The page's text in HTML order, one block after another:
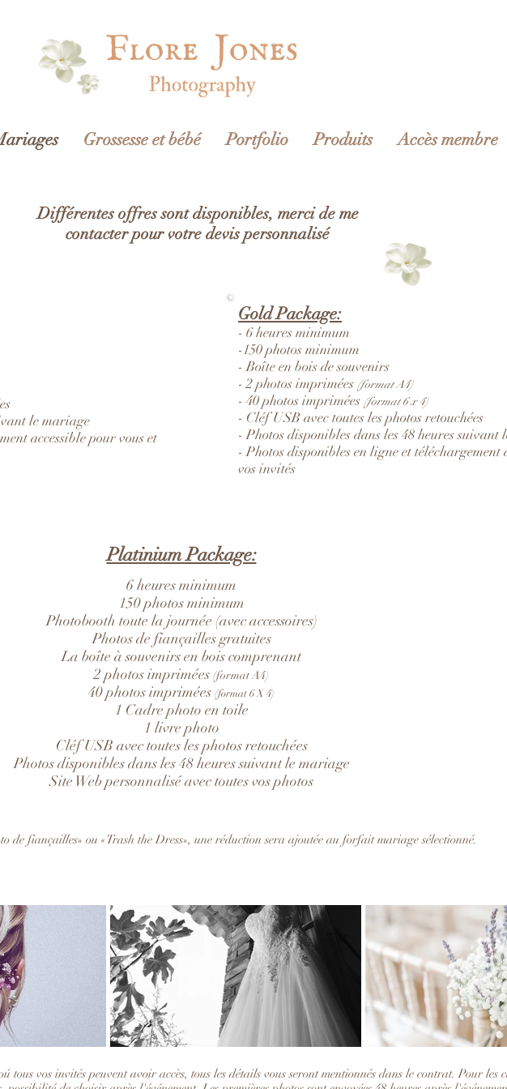
Grossesse et bébé Portfolio Produits Accès membre
Différentes offres sont disponibles, merci de me
contacter pour votre devis personnalisé
le mariage
accessible pour vous et
Gold Package:
- 6 heures minimum
-150 photos minimum
- Boîte en bois de souvenirs
- 2 photos imprimées (format A4)
- 40 photos imprimées (format 6 x 4)
- Cléf USB avec toutes les photos retouchées
- Photos disponibles dans les 48 heures suivant
- Photos disponibles en ligne et téléchargement
vos invités
Platinium Package:
6 heures minimum
150 photos minimum
Photobooth toute la journée (avec accessoires)
Photos de fiançailles gratuites
La boîte à souvenirs en bois comprenant
2 photos imprimées (format A4)
40 photos imprimées (format 6 X 4)
1 Cadre photo en toile
1 livre photo
Cléf USB avec toutes les photos retouchées
Photos disponibles dans les 48 heures suivant le mariage
Site Web personnalisé avec toutes vos photos
de fiançailles» ou «Trash the Dress», une réduction sera ajoutée au forfait mariage sélectionné.
tous vos invités peuvent avoir accès, tous les détails vous seront mentionnés dans le contrat. Pour les